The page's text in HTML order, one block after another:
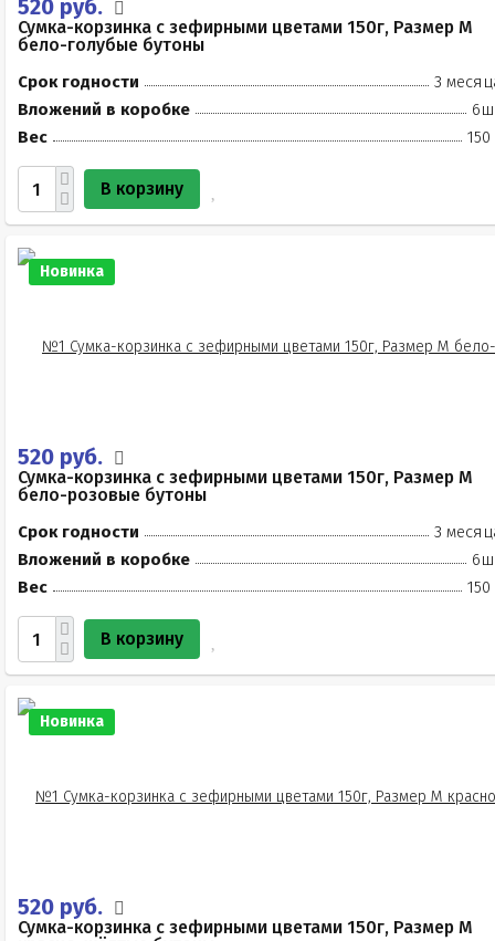
520 руб.
Сумка-корзинка с зефирными цветами 150г, Размер М
бело-голубые бутоны
Срок годности
3
Вложений в коробке
Вес
150
В корзину
Новинка
520 руб.
Сумка-корзинка с зефирными цветами 150г, Размер М
бело-розовые бутоны
Срок годности
3
Вложений в коробке
Вес
150
В корзину
Новинка
520 руб.
Сумка-корзинка с зефирными цветами 150г, Размер М